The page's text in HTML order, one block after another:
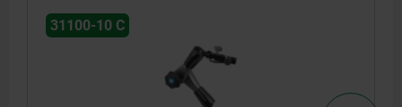
31100-10 C